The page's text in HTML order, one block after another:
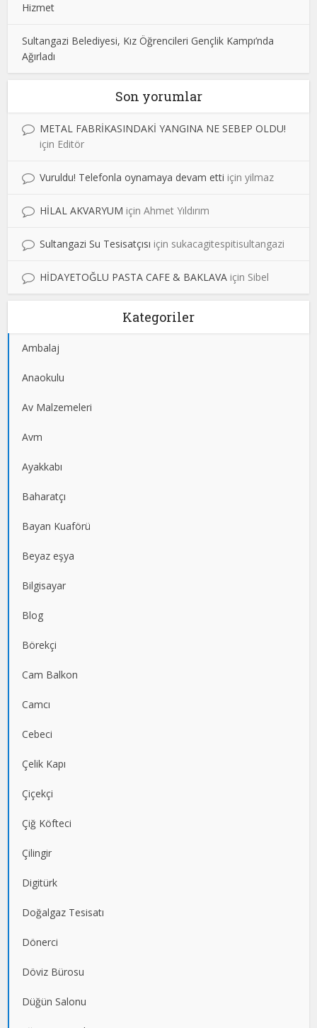
Hizmet
Sultangazi Belediyesi, Kız Öğrencileri Gençlik Kampı’nda
Ağırladı
Son yorumlar
METAL FABRİKASINDAKİ YANGINA NE SEBEP OLDU!
için Editör
Vuruldu! Telefonla oynamaya devam etti içinyilmaz
HİLAL AKVARYUM içinAhmet Yıldırım
Sultangazi Su Tesisatçısı için sukacagitespitisultangazi
HİDAYETOĞLU PASTA CAFE & BAKLAVA için Sibel
Kategoriler
Ambalaj
Anaokulu
Av Malzemeleri
Avm
Ayakkabı
Baharatçı
Bayan Kuaförü
Beyaz eşya
Bilgisayar
Blog
Börekçi
Cam Balkon
Camcı
Cebeci
Çelik Kapı
Çiçekçi
Çiğ Köfteci
Çilingir
Digitürk
Doğalgaz Tesisatı
Dönerci
Döviz Bürosu
Düğün Salonu